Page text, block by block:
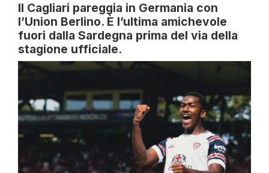
Il Cagliari pareggia in Germania con
l’Union Berlino. È l’ultima amichevole
fuori dalla Sardegna prima del via della
stagione ufficiale.